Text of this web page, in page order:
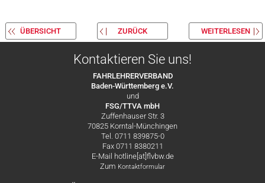
ÜBERSICHT ZURÜCK WEITERLESEN
Kontaktieren Sie uns!
FAHRLEHRERVERBAND
Baden-Württemberg e.V.
und
FSG/TTVA mbH
Zuffenhauser Str. 3
70825 Korntal-Münchingen
Tel. 0711 839875-0
Fax 0711 8380211
E-Mail hotline[at]flvbw.de
Zum Kontaktformular